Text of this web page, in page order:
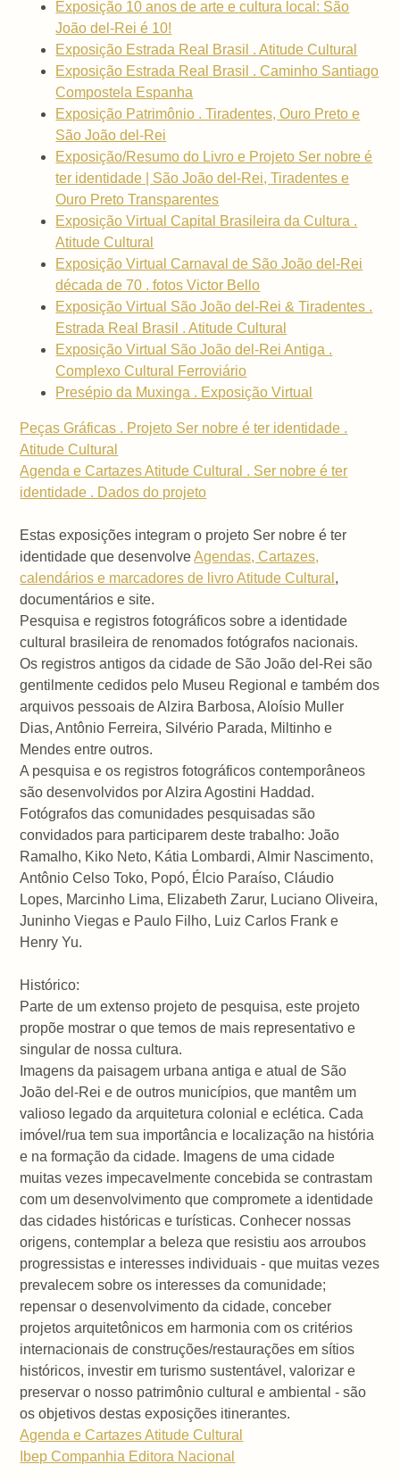
Exposição 10 anos de arte e cultura local: São
João del-Rei é 10!
Exposição Estrada Real Brasil . Atitude Cultural
Exposição Estrada Real Brasil . Caminho Santiago
Compostela Espanha
Exposição Patrimônio . Tiradentes, Ouro Preto e
São João del-Rei
Exposição/Resumo do Livro e Projeto Ser nobre é
ter identidade | São João del-Rei, Tiradentes e
Ouro Preto Transparentes
Exposição Virtual Capital Brasileira da Cultura .
Atitude Cultural
Exposição Virtual Carnaval de São João del-Rei
década de 70 . fotos Victor Bello
Exposição Virtual São João del-Rei & Tiradentes .
Estrada Real Brasil . Atitude Cultural
Exposição Virtual São João del-Rei Antiga .
Complexo Cultural Ferroviário
Presépio da Muxinga . Exposição Virtual
Peças Gráficas . Projeto Ser nobre é ter identidade .
Atitude Cultural
Agenda e Cartazes Atitude Cultural . Ser nobre é ter
identidade . Dados do projeto
Estas exposições integram o projeto Ser nobre é ter
identidade que desenvolveAgendas, Cartazes,
calendários e marcadores de livro Atitude Cultural ,
documentários e site.
Pesquisa e registros fotográficos sobre a identidade
cultural brasileira de renomados fotógrafos nacionais.
Os registros antigos da cidade de São João del-Rei são
gentilmente cedidos pelo Museu Regional e também dos
arquivos pessoais de Alzira Barbosa, Aloísio Muller
Dias, Antônio Ferreira, Silvério Parada, Miltinho e
Mendes entre outros.
A pesquisa e os registros fotográficos contemporâneos
são desenvolvidos por Alzira Agostini Haddad.
Fotógrafos das comunidades pesquisadas são
convidados para participarem deste trabalho: João
Ramalho, Kiko Neto, Kátia Lombardi, Almir Nascimento,
Antônio Celso Toko, Popó, Élcio Paraíso, Cláudio
Lopes, Marcinho Lima, Elizabeth Zarur, Luciano Oliveira,
Juninho Viegas e Paulo Filho, Luiz Carlos Frank e
Henry Yu.
Histórico:
Parte de um extenso projeto de pesquisa, este projeto
propõe mostrar o que temos de mais representativo e
singular de nossa cultura.
Imagens da paisagem urbana antiga e atual de São
João del-Rei e de outros municípios, que mantêm um
valioso legado da arquitetura colonial e eclética. Cada
imóvel/rua tem sua importância e localização na história
e na formação da cidade. Imagens de uma cidade
muitas vezes impecavelmente concebida se contrastam
com um desenvolvimento que compromete a identidade
das cidades históricas e turísticas. Conhecer nossas
origens, contemplar a beleza que resistiu aos arroubos
progressistas e interesses individuais - que muitas vezes
prevalecem sobre os interesses da comunidade;
repensar o desenvolvimento da cidade, conceber
projetos arquitetônicos em harmonia com os critérios
internacionais de construções/restaurações em sítios
históricos, investir em turismo sustentável, valorizar e
preservar o nosso patrimônio cultural e ambiental - são
os objetivos destas exposições itinerantes.
Agenda e Cartazes Atitude Cultural
Ibep Companhia Editora Nacional